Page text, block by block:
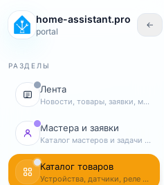
Перейти к содержанию
home-assistant.pro
portal
←
РАЗДЕЛЫ
Лента
Новости, товары, заявки, мастера
Мастера и заявки
Каталог мастеров и задачи клиентов
Каталог товаров
Устройства, датчики, реле и комплекты